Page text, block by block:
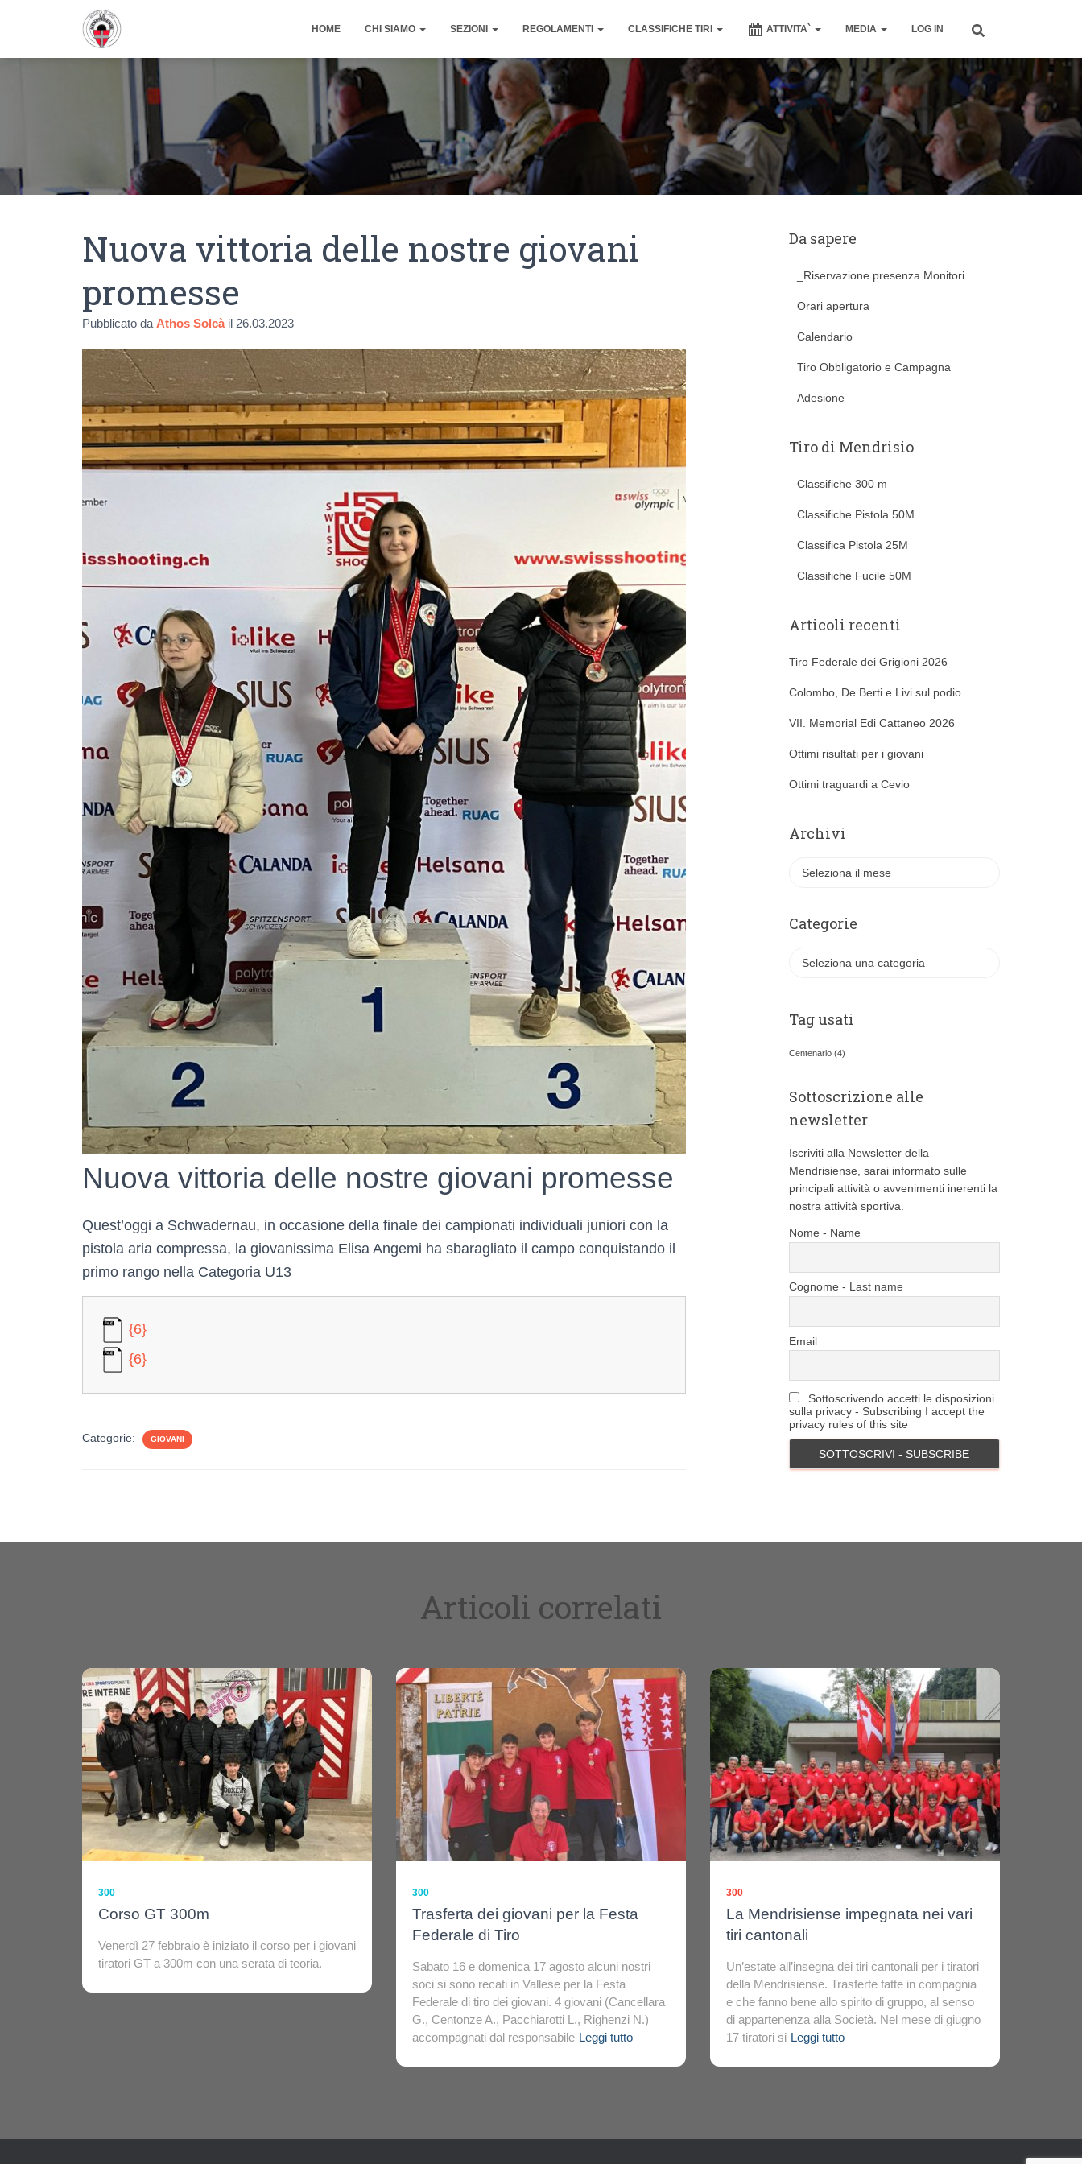
HOME CHI SIAMO SEZIONI REGOLAMENTI CLASSIFICHE TIRI ATTIVITA` MEDIA LOG IN
Nuova vittoria delle nostre giovani
promesse
Pubblicato da Athos Solcà il 26.03.2023
Nuova vittoria delle nostre giovani promesse
Quest’oggi a Schwadernau, in occasione della finale dei campionati individuali juniori con la
pistola aria compressa, la giovanissima Elisa Angemi ha sbaragliato il campo conquistando il
primo rango nella Categoria U13
{6}
{6}
Categorie: GIOVANI
Da sapere
_Riservazione presenza Monitori
Orari apertura
Calendario
Tiro Obbligatorio e Campagna
Adesione
Tiro di Mendrisio
Classifiche 300 m
Classifiche Pistola 50M
Classifica Pistola 25M
Classifiche Fucile 50M
Articoli recenti
Tiro Federale dei Grigioni 2026
Colombo, De Berti e Livi sul podio
VII. Memorial Edi Cattaneo 2026
Ottimi risultati per i giovani
Ottimi traguardi a Cevio
Archivi
h
Categorie
g
e
Tag usati
Centenario(4)
Sottoscrizione alle
newsletter
Iscriviti alla Newsletter della
Mendrisiense, sarai informato sulle
principali attività o avvenimenti inerenti la
nostra attività sportiva.
Nome - Name
Cognome - Last name
Email
Sottoscrivendo accetti le disposizioni
sulla privacy - Subscribing I accept the
privacy rules of this site
Articoli correlati
300
Corso GT 300m
Venerdì 27 febbraio è iniziato il corso per i giovani
tiratori GT a 300m con una serata di teoria.
300
Trasferta dei giovani per la Festa
Federale di Tiro
Sabato 16 e domenica 17 agosto alcuni nostri
soci si sono recati in Vallese per la Festa
Federale di tiro dei giovani. 4 giovani (Cancellara
G., Centonze A., Pacchiarotti L., Righenzi N.)
accompagnati dal responsabile Leggi tutto
300
La Mendrisiense impegnata nei vari
tiri cantonali
Un’estate all’insegna dei tiri cantonali per i tiratori
della Mendrisiense. Trasferte fatte in compagnia
e che fanno bene allo spirito di gruppo, al senso
di appartenenza alla Società. Nel mese di giugno
17 tiratori si Leggi tutto